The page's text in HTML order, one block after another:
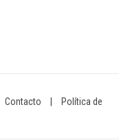
Contacto
Política de